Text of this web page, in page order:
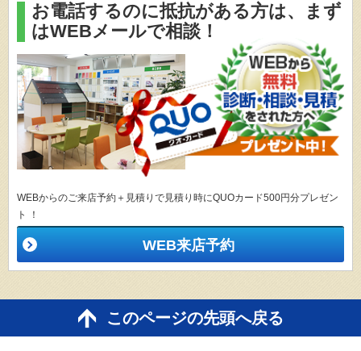
お電話するのに抵抗がある方は、
まず
はWEBメールで相談！
WEBからのご来店予約＋見積りで見積り時にQUOカード500円分プレゼン
ト ！
WEB来店予約
このページの先頭へ戻る